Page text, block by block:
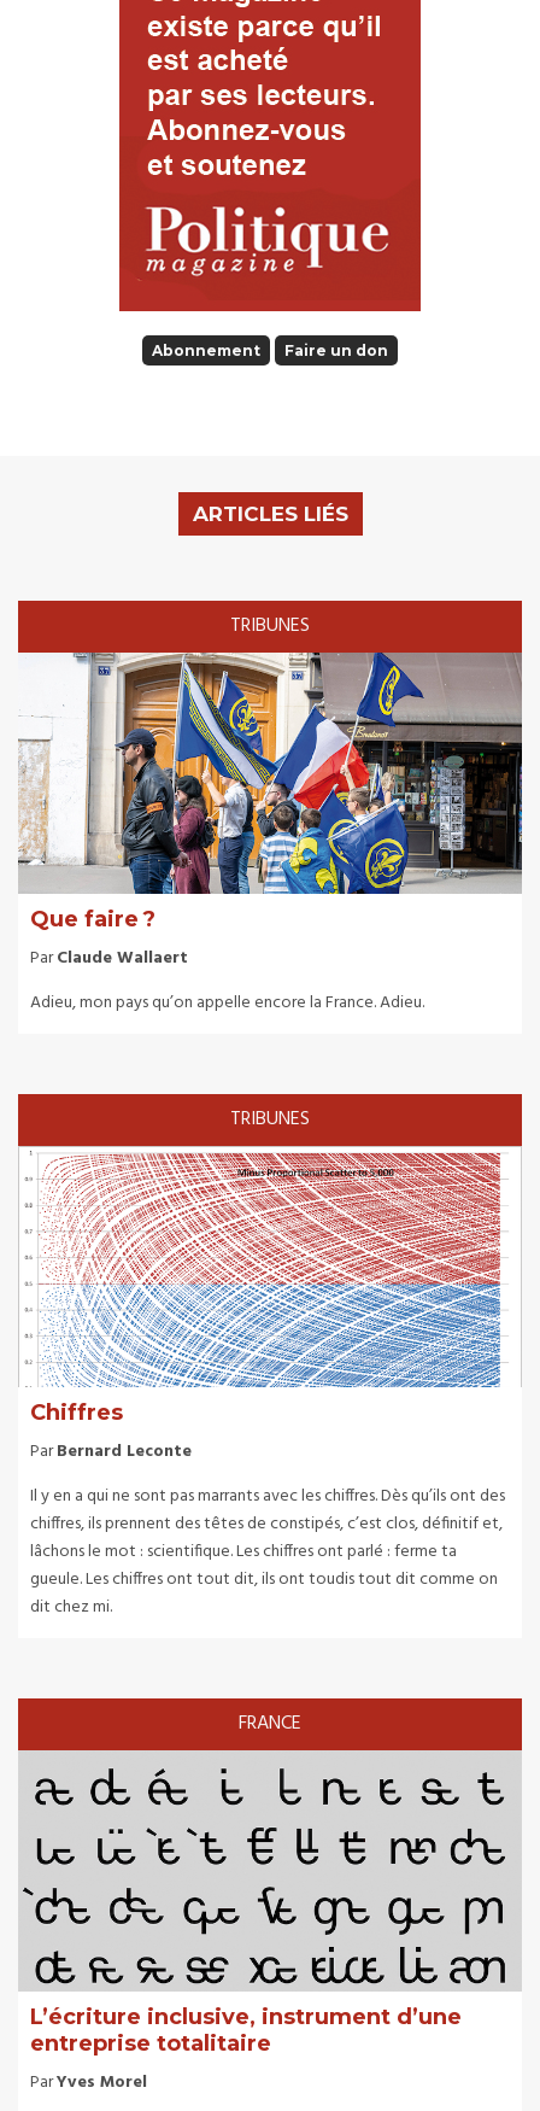
Abonnement Faire un don
ARTICLES LIÉS
TRIBUNES
Que faire ?
ParClaude Wallaert
Adieu, mon pays qu’on appelle encore la France. Adieu.
TRIBUNES
Chiffres
ParBernard Leconte
Il y en a qui ne sont pas marrants avec les chiffres. Dès qu’ils ont des
chiffres, ils prennent des têtes de constipés, c’est clos, définitif et,
lâchons le mot : scientifique. Les chiffres ont parlé : ferme ta
gueule. Les chiffres ont tout dit, ils ont toudis tout dit comme on
dit chez mi.
FRANCE
L’écriture inclusive, instrument d’une
entreprise totalitaire
ParYves Morel